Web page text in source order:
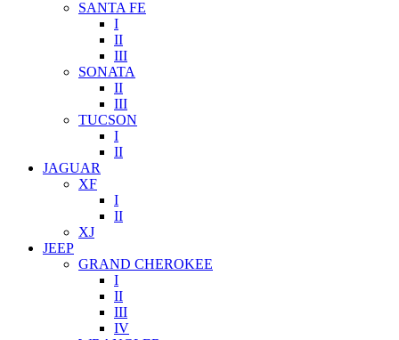
SANTA FE
I
II
III
SONATA
II
III
TUCSON
I
II
JAGUAR
XF
I
II
XJ
JEEP
GRAND CHEROKEE
I
II
III
IV